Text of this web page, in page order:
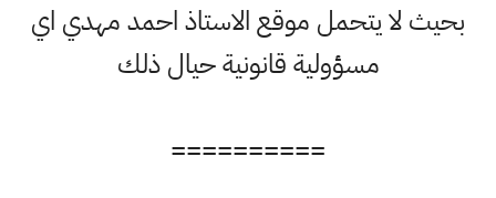
بحيث لا يتحمل موقع الاستاذ احمد مهدي اي
مسؤولية قانونية حيال ذلك
==========